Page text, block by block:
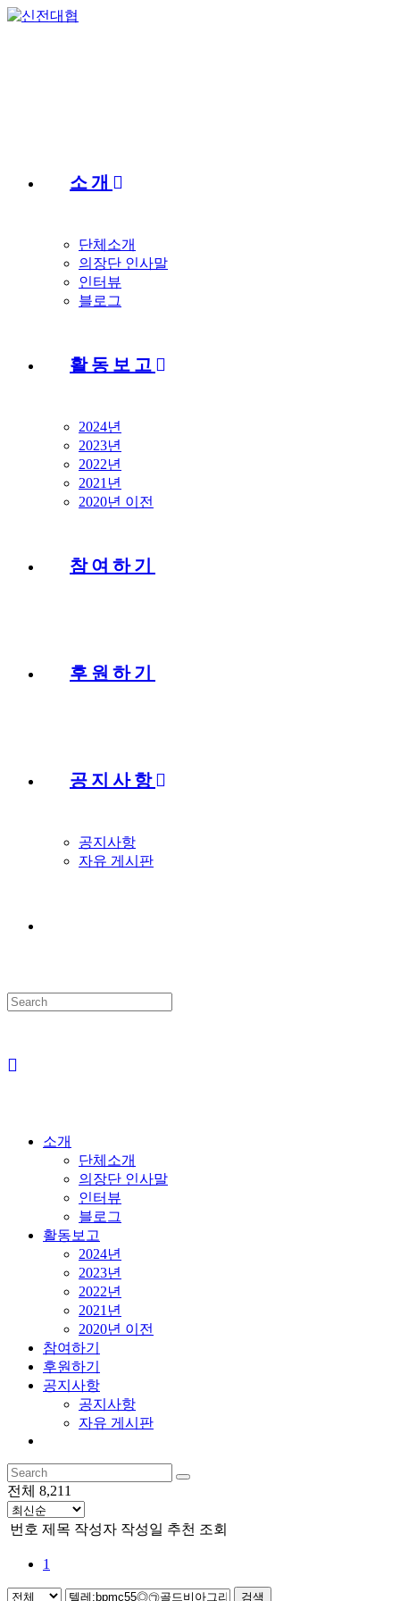
Skip
소개
단체소개
의장단 인사말
인터뷰
블로그
활동보고
2024년
2023년
2022년
2021년
2020년 이전
참여하기
후원하기
공지사항
공지사항
자유 게시판
Search
this
소개
단체소개
의장단 인사말
인터뷰
블로그
활동보고
2024년
2023년
2022년
2021년
2020년 이전
참여하기
후원하기
공지사항
공지사항
자유 게시판
전체 8,211
번호 제목 작성자 작성일 추천 조회
1
검색